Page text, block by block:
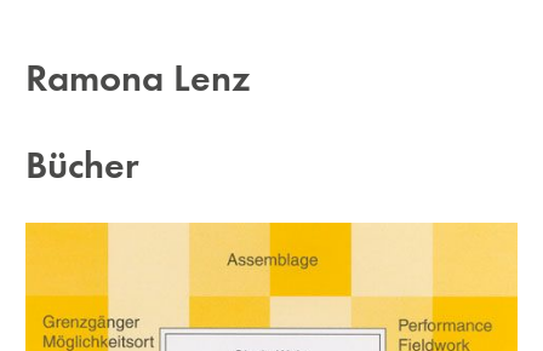
Ramona Lenz
Bücher